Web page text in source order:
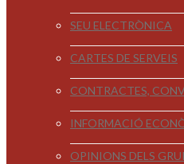
SEU ELECTRÒNICA
CARTES DE SERVEIS
CONTRACTES,
INFORMACIÓ
OPINIONS DELS